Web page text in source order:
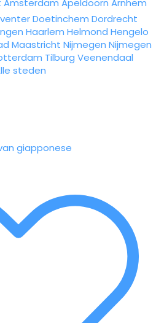
Amsterdam Apeldoorn Arnhem
Doetinchem Dordrecht
Haarlem Helmond Hengelo
Maastricht Nijmegen Nijmegen
Tilburg Veenendaal
steden
giapponese